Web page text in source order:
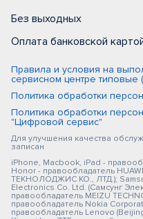
Без выходных
Оплата банковской
Правила и условия на
сервисном центре типовые
Политика обработки
Политика обработки
"Цифровой сервис"
Для улучшения качества
записан
iPhone, Macbook, iPad -
Honor - правообладатель
ТЕКНОЛОДЖИС КО., ЛТД.);
Electronics Co. Ltd. (Самсунг
правообладатель MEIZU
правообладатель Nokia
правообладатель Lenovo